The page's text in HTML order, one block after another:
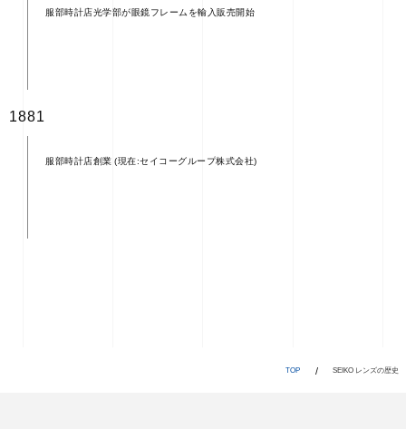
服部時計店光学部が眼鏡フレームを輸入販売開始
1881
服部時計店創業 (現在:セイコーグループ株式会社)
TOP SEIKO レンズの歴史